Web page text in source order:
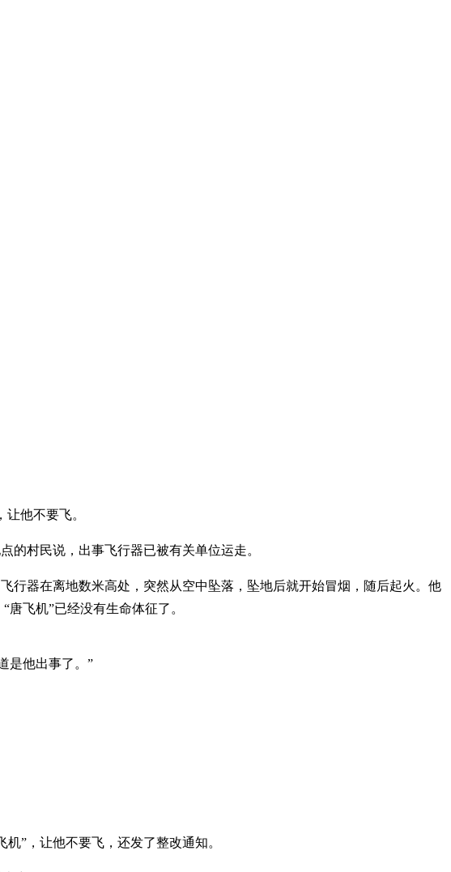
他不要飞。
的村民说，出事飞行器已被有关单位运走。
行器在离地数米高处，突然从空中坠落，坠地后就开始冒烟，随后起火。他
飞机”已经没有生命体征了。
是他出事了。”
”，让他不要飞，还发了整改通知。